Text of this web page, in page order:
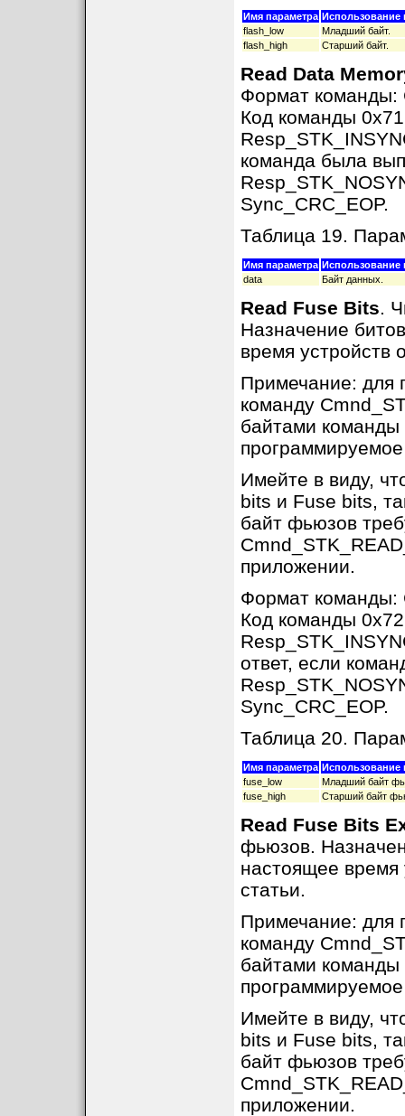
Имя параметра Использование
flash_low
Младший байт.
flash_high
Старший байт.
Read Data
Формат команды:
Код команды 0x71
команда была
Sync_CRC_EOP.
Таблица 19.
Имя параметра Использование
data
Байт данных.
Read Fuse Bits.
Назначение
время устройств
Примечание: для
команду
байтами
Имейте в виду,
bits и Fuse bits,
байт фьюзов
приложении.
Формат команды:
Код команды 0x72
ответ, если
Sync_CRC_EOP.
Таблица 20.
Имя параметра Использование
fuse_low
Младший байт
fuse_high
Старший байт
Read Fuse Bits
фьюзов.
настоящее время
статьи.
Примечание: для
команду
байтами
Имейте в виду,
bits и Fuse bits,
байт фьюзов
приложении.